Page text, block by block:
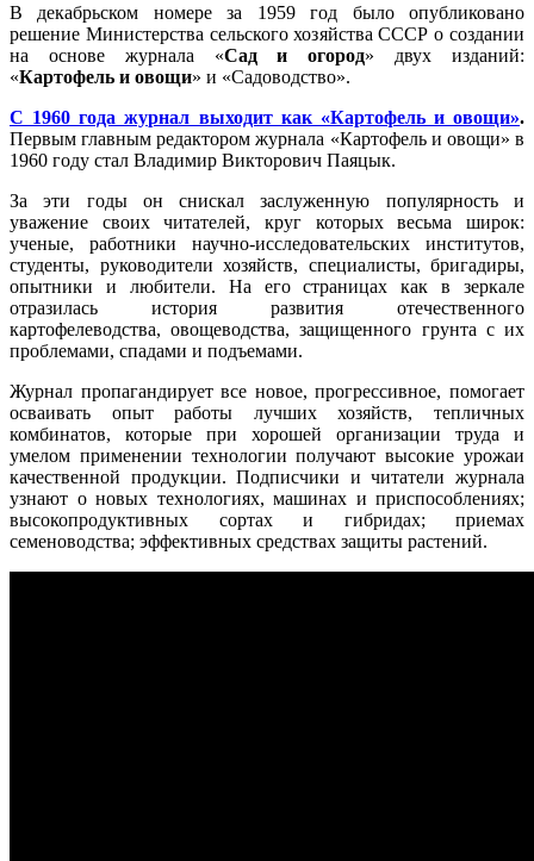
В декабрьском номере за 1959 год было опубликовано
решение Министерства сельского хозяйства СССР о создании
на основе журнала «Сад и огород» двух изданий:
«Картофель и овощи» и «Садоводство».
С 1960 года журнал выходит как «Картофель и овощи».
Первым главным редактором журнала «Картофель и овощи» в
1960 году стал Владимир Викторович Паяцык.
За эти годы он снискал заслуженную популярность и
уважение своих читателей, круг которых весьма широк:
ученые, работники научно-исследовательских институтов,
студенты, руководители хозяйств, специалисты, бригадиры,
опытники и любители. На его страницах как в зеркале
отразилась история развития отечественного
картофелеводства, овощеводства, защищенного грунта с их
проблемами, спадами и подъемами.
Журнал пропагандирует все новое, прогрессивное, помогает
осваивать опыт работы лучших хозяйств, тепличных
комбинатов, которые при хорошей организации труда и
умелом применении технологии получают высокие урожаи
качественной продукции. Подписчики и читатели журнала
узнают о новых технологиях, машинах и приспособлениях;
высокопродуктивных сортах и гибридах; приемах
семеноводства; эффективных средствах защиты растений.